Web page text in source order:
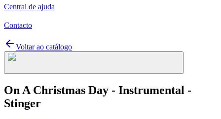
Central de ajuda
Contacto
Voltar ao catálogo
On A Christmas Day - Instrumental -
Stinger